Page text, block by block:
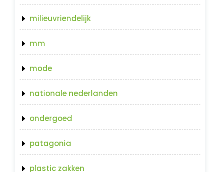
milieuvriendelijk
mm
mode
nationale nederlanden
ondergoed
patagonia
plastic zakken